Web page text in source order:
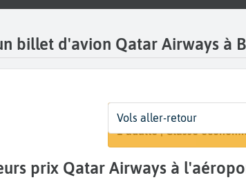
billet d'avion Qatar Airways à
Départ
Bruxelles National
Dates
Dates de votre voyage
Voyageurs | Classe
1 adulte | Classe
Vols aller-retour
prix Qatar Airways à